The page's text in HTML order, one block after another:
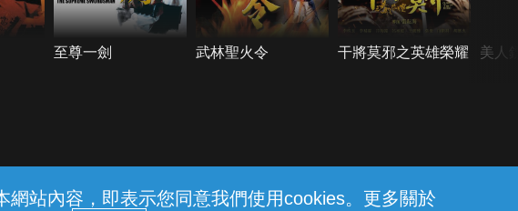
站內容，即表示您同意我們使用cookies。更多關於
至尊一劍 武林聖火令 干將莫邪之英雄榮耀 美人
保護